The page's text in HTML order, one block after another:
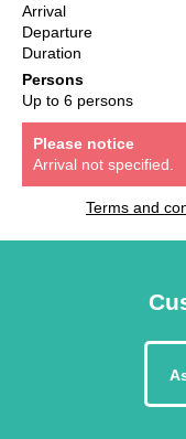
Arrival
Departure
Duration
Persons
Up to 6 persons
Please notice
Arrival not specified.
Terms and